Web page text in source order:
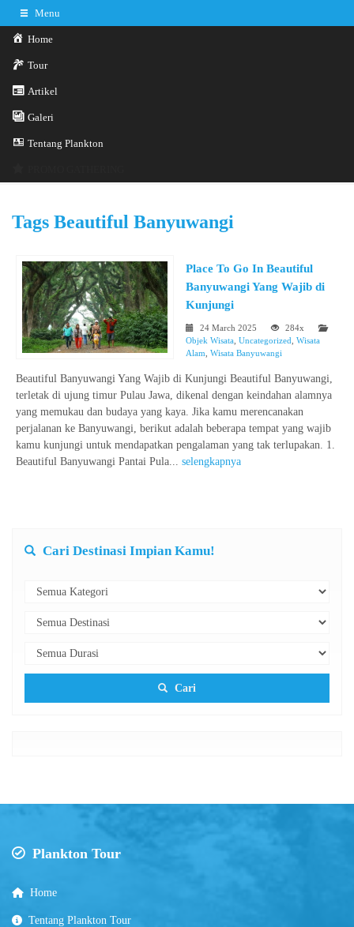
Menu
Home
Tour
Artikel
Galeri
Tentang Plankton
Tags Beautiful Banyuwangi
Place To Go In Beautiful
Banyuwangi Yang Wajib di
Kunjungi
24 March 2025
284x
Objek Wisata Uncategorized Wisata
Alam Wisata Banyuwangi
Beautiful Banyuwangi Yang Wajib di Kunjungi Beautiful Banyuwangi,
terletak di ujung timur Pulau Jawa, dikenal dengan keindahan alamnya
yang memukau dan budaya yang kaya. Jika kamu merencanakan
perjalanan ke Banyuwangi, berikut adalah beberapa tempat yang wajib
kamu kunjungi untuk mendapatkan pengalaman yang tak terlupakan. 1.
Beautiful Banyuwangi Pantai Pula... selengkapnya
Cari Destinasi Impian Kamu!
Cari
Plankton Tour
Home
Tentang Plankton Tour